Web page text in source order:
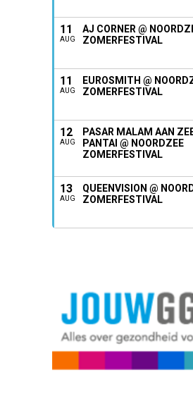
11
AUG
AJ CORNER @
ZOMERFESTIVAL
11
AUG
EUROSMITH @
ZOMERFESTIVAL
12
AUG
PASAR MALAM AAN
PANTAI @ NOORDZEE
ZOMERFESTIVAL
13
AUG
QUEENVISION @
ZOMERFESTIVAL